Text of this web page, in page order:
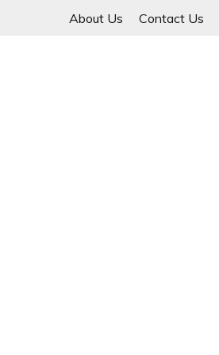
About Us Contact Us